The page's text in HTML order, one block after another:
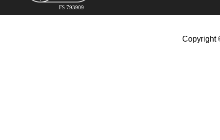
FS 793909
Copyright